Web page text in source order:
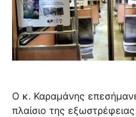
Ο κ. Καραμάνης
πλαίσιο της